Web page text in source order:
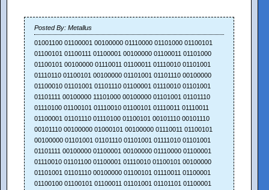
Posted By: Metallus
01001100 01100001 00100000 01110000 01101000 01100101
01100101 01100111 01100001 00100000 01100011 01101000
01100101 00100000 01110011 01100011 01110010 01101001
01110110 01100101 00100000 01101001 01101110 00100000
01100010 01101001 01101110 01100001 01110010 01101001
01101111 00100000 11101000 00100000 01101001 01101110
01110100 01100101 01110010 01100101 01110011 01110011
01100001 01101110 01110100 01100101 00101110 00101110
00101110 00100000 01000101 00100000 01110011 01100101
00100000 01101001 01101110 01101001 01111010 01101001
01101111 00100000 01100001 00100000 01110000 01100001
01110010 01101100 01100001 01110010 01100101 00100000
01101001 01101110 00100000 01100101 01110011 01100001
01100100 01100101 01100011 01101001 01101101 01100001